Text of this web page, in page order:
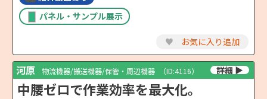
パネル・サンプル展示
♥ お気に入り追加
河原 物流機器/搬送機器/保管・周辺機器 （ID:4116）
中腰ゼロで作業効率を最大化。